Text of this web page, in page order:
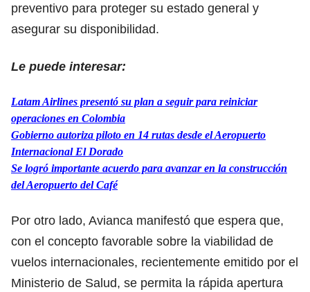
preventivo para proteger su estado general y
asegurar su disponibilidad.
Le puede interesar:
Latam Airlines presentó su plan a seguir para reiniciar
operaciones en Colombia
Gobierno autoriza piloto en 14 rutas desde el Aeropuerto
Internacional El Dorado
Se logró importante acuerdo para avanzar en la construcción
del Aeropuerto del Café
Por otro lado, Avianca manifestó que espera que,
con el concepto favorable sobre la viabilidad de
vuelos internacionales, recientemente emitido por el
Ministerio de Salud, se permita la rápida apertura